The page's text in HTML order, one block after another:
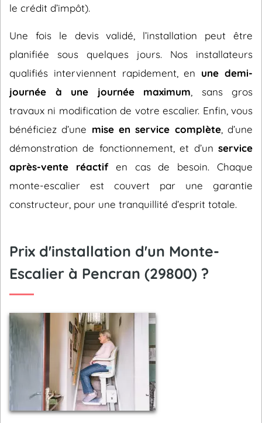
le crédit d’impôt).
Une fois le devis validé, l’installation peut être
planifiée sous quelques jours. Nos installateurs
qualifiés interviennent rapidement, en une demi-
journée à une journée maximum , sans gros
travaux ni modification de votre escalier. Enfin, vous
bénéficiez d’une mise en service complète, d’une
démonstration de fonctionnement, et d’un service
après-vente réactifen cas de besoin. Chaque
monte-escalier est couvert par une garantie
constructeur, pour une tranquillité d’esprit totale.
Prix d'installation d'un Monte-
Escalier à Pencran (29800) ?